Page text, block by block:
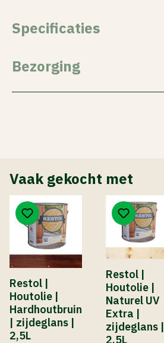
Specificaties
Bezorging
Vaak gekocht met
Restol |
Houtolie |
Hardhoutbruin
| zijdeglans |
2,5L
Restol |
Houtolie |
Naturel UV
Extra |
zijdeglans |
2,5L